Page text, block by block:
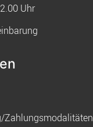
Uhr
Zahlungsmodalitäten